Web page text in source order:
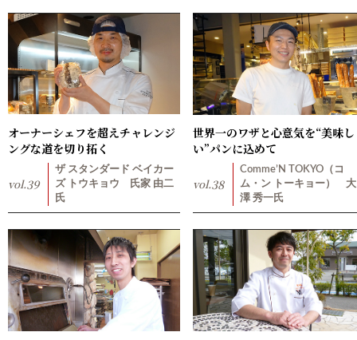
オーナーシェフを超えチャレンジ
ングな道を切り拓く
vol.39
ザ スタンダード ベイカー
ズ トウキョウ 氏家 由二
氏
世界一のワザと心意気を“美味し
い”パンに込めて
vol.38
Comme’N TOKYO（コ
ム・ン トーキョー） 大
澤 秀一氏